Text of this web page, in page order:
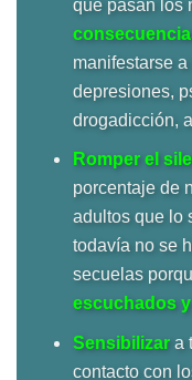
que pasan los
manifestarse
depresiones,
drogadicción,
Romper el
porcentaje de
adultos que lo
todavía no se
secuelas
escuchados
Sensibilizara
contacto con